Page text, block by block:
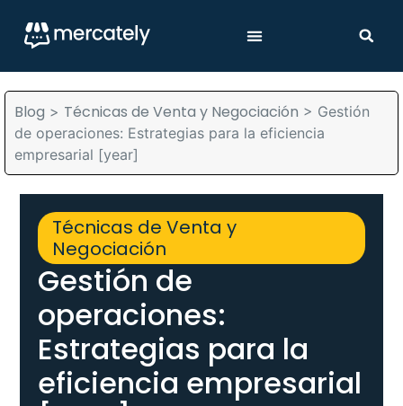
Blog > Técnicas de Venta y Negociación > Gestión
de operaciones: Estrategias para la eficiencia
empresarial [year]
Técnicas de Venta y
Negociación
Gestión de
operaciones:
Estrategias para la
eficiencia empresarial